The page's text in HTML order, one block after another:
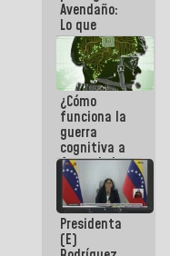
Avendaño:
Lo que
vayas a
escribir
hazlo hoy
por que no
sabemos si
la semana
que viene
hay
programa
¿Cómo
funciona la
guerra
cognitiva a
favor de la
narrativa
hegemónica?
(1)
Presidenta
(E)